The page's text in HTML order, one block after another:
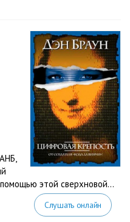
этой сверхновой...
Слушать онлайн